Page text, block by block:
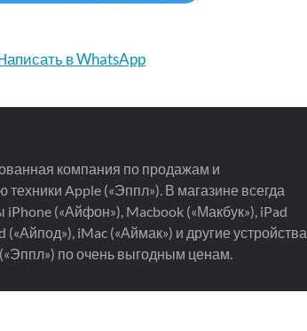
в WhatsApp
компания по продажам и
Apple («Эппл»). В магазине всегда
iPhone («Айфон»), Macbook («Макбук»), iPad
(«Айпод»), iMac («Аймак») и другие устройства
по очень выгодным ценам.